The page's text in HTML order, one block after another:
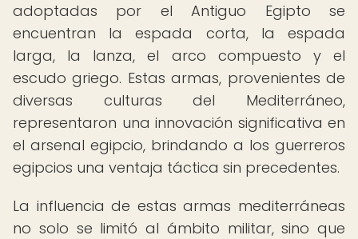
adoptadas por el Antiguo Egipto se
encuentran la espada corta, la espada
larga, la lanza, el arco compuesto y el
escudo griego. Estas armas, provenientes de
diversas culturas del Mediterráneo,
representaron una innovación significativa en
el arsenal egipcio, brindando a los guerreros
egipcios una ventaja táctica sin precedentes.
La influencia de estas armas mediterráneas
no solo se limitó al ámbito militar, sino que